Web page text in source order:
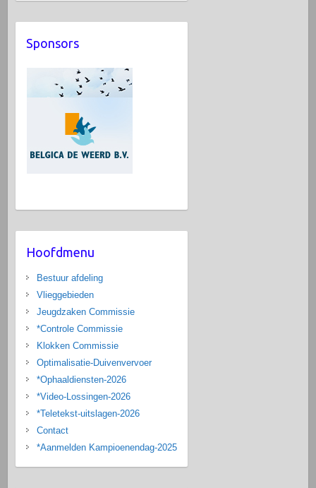
Sponsors
Hoofdmenu
Bestuur afdeling
Vlieggebieden
Jeugdzaken Commissie
*Controle Commissie
Klokken Commissie
Optimalisatie-Duivenvervoer
*Ophaaldiensten-2026
*Video-Lossingen-2026
*Teletekst-uitslagen-2026
Contact
*Aanmelden Kampioenendag-2025